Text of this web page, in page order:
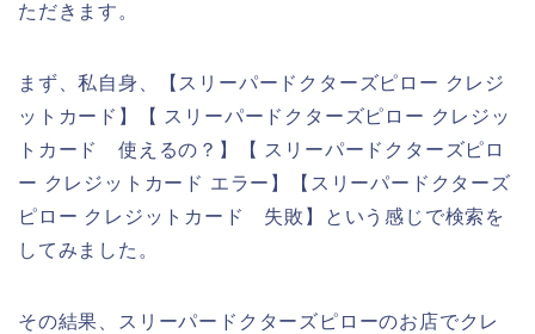
ただきます。
まず、私自身、【スリーパードクターズピロー クレジ
ットカード】【 スリーパードクターズピロー クレジッ
トカード 使えるの？】【 スリーパードクターズピロ
ー クレジットカード エラー】【スリーパードクターズ
ピロー クレジットカード 失敗】という感じで検索を
してみました。
その結果、スリーパードクターズピローのお店でクレ